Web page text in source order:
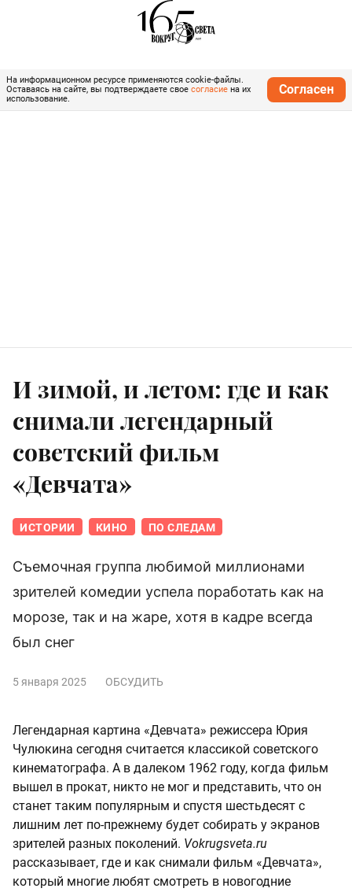
На информационном ресурсе применяются cookie-файлы.
Оставаясь на сайте, вы подтверждаете свое согласие на их
использование.
Согласен
И зимой, и летом: где и как
снимали легендарный
советский фильм
«Девчата»
ИСТОРИИ КИНО ПО СЛЕДАМ
Съемочная группа любимой миллионами
зрителей комедии успела поработать как на
морозе, так и на жаре, хотя в кадре всегда
был снег
5 января 2025 ОБСУДИТЬ
Легендарная картина «Девчата» режиссера Юрия
Чулюкина сегодня считается классикой советского
кинематографа. А в далеком 1962 году, когда фильм
вышел в прокат, никто не мог и представить, что он
станет таким популярным и спустя шестьдесят с
лишним лет по-прежнему будет собирать у экранов
зрителей разных поколений. Vokrugsveta.ru
рассказывает, где и как снимали фильм «Девчата»,
который многие любят смотреть в новогодние